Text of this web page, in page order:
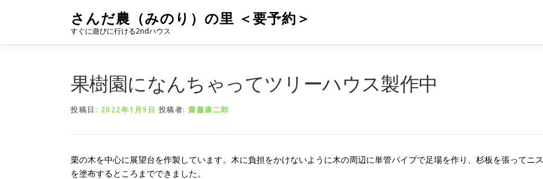
ン
さんだ農（みのり）の里 ＜要予約＞
すぐに遊びに行ける2ndハウス
果樹園になんちゃってツリーハウス製作中
投稿日: 2022年1月9日 投稿者: 齋藤康二郎
栗の木を中心に展望台を作製しています。木に負担をかけないように木の周辺に単管パイプで足場を作り、杉板を張ってニス
を塗布するところまでできました。